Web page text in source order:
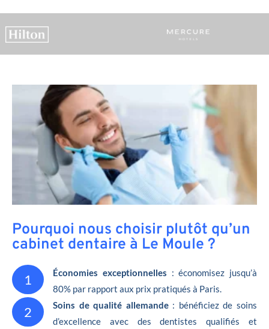
Pourquoi nous choisir plutôt qu’un
cabinet dentaire à Le Moule ?
1 Économies exceptionnelles : économisez jusqu’à
80% par rapport aux prix pratiqués à Paris.
2 Soins de qualité allemande: bénéficiez de soins
d’excellence avec des dentistes qualifiés et